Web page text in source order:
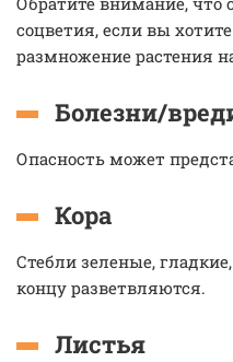
соцветия, если вы
размножение растения
Болезни/
Опасность может
Кора
Стебли зеленые,
концу разветвляются.
Листья